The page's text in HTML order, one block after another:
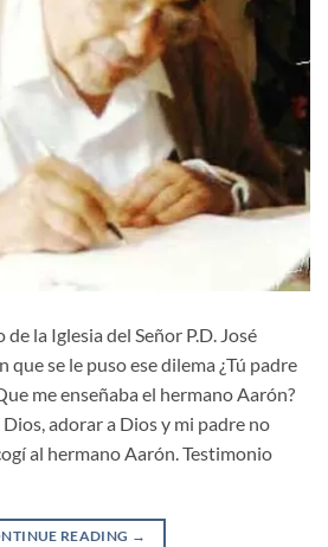
la Iglesia del Señor P.D. José
que se le puso ese dilema ¿Tú padre
me enseñaba el hermano Aarón?
adorar a Dios y mi padre no
al hermano Aarón. Testimonio
READING →